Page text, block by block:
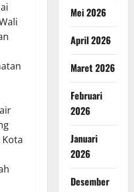
Mei 2026
April 2026
Maret 2026
Februari
2026
Januari
2026
Desember